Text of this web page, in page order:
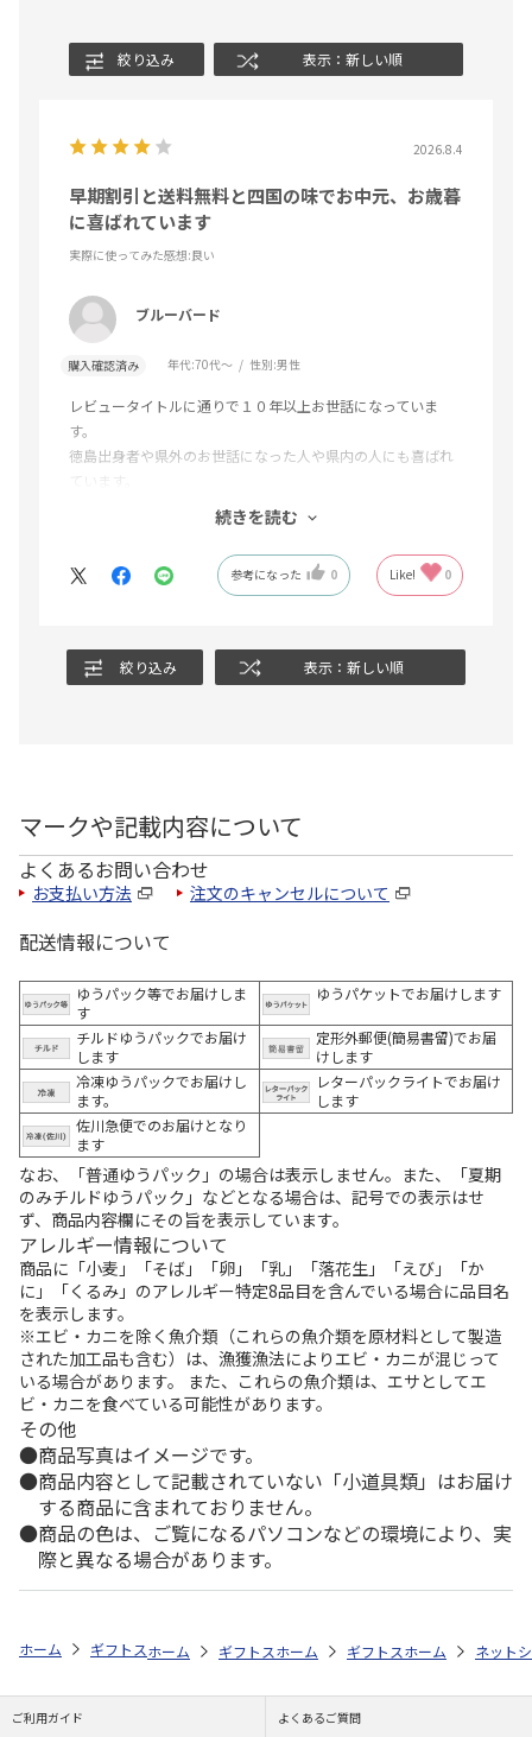
絞り込み 表示：新しい順
2026.8.4
早期割引と送料無料と四国の味でお中元、お歳暮
に喜ばれています
実際に使ってみた感想:良い
ブルーバード
購入確認済み 年代:70代～ 性別:男性
レビュータイトルに通りで１０年以上お世話になっていま
す。
徳島出身者や県外のお世話になった人や県内の人にも喜ばれ
当初、教えていただいた郵便局に人も退職されて、今は時期
が来る前にネットで連絡をいただき
手軽にお中元やお歳暮や贈り物に利用させていただいていま
す。
続きを読む
参考になった 0 Like! 0
絞り込み 表示：新しい順
マークや記載内容について
よくあるお問い合わせ
お支払い方法 注文のキャンセルについて
配送情報について
ゆうパック等でお届けしま
す
ゆうパケットでお届けします
チルドゆうパックでお届け
します
定形外郵便(簡易書留)でお届
けします
冷凍ゆうパックでお届けし
ます。
レターパックライトでお届け
します
佐川急便でのお届けとなり
ます
なお、「普通ゆうパック」の場合は表示しません。また、「夏期
のみチルドゆうパック」などとなる場合は、記号での表示はせ
ず、商品内容欄にその旨を表示しています。
アレルギー情報について
商品に「小麦」「そば」「卵」「乳」「落花生」「えび」「か
に」「くるみ」のアレルギー特定8品目を含んでいる場合に品目名
を表示します。
※エビ・カニを除く魚介類（これらの魚介類を原材料として製造
された加工品も含む）は、漁獲漁法によりエビ・カニが混じって
いる場合があります。 また、これらの魚介類は、エサとしてエ
ビ・カニを食べている可能性があります。
その他
商品写真はイメージです。
商品内容として記載されていない「小道具類」はお届け
する商品に含まれておりません。
商品の色は、ご覧になるパソコンなどの環境により、実
際と異なる場合があります。
ホーム ギフトストア お中元・夏ギフト特集 2026 おすすめ ご当地
ホーム ギフトストア お中元・夏ギフト特集 2026
ホーム ギフトストア お中元・
ホーム ネット
ご利用ガイド よくあるご質問